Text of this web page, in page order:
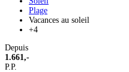
Plage
Vacances au soleil
+4
Depuis
1.661,-
P.P.